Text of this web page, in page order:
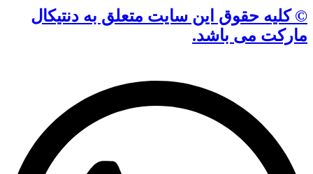
© کلیه حقوق این سایت متعلق به دنتیکال
مارکت می باشد.